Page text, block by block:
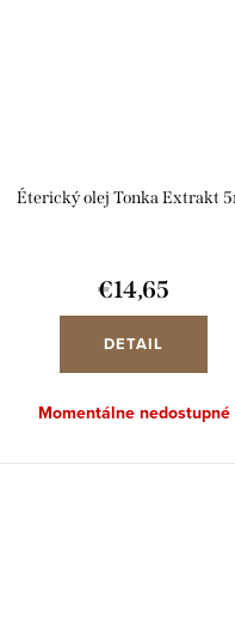
Éterický olej Tonka Extrakt
€14,65
DETAIL
Momentálne nedostupné